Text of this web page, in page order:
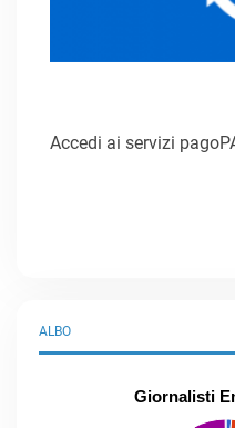
Accedi ai servizi
ALBO
Giornalisti